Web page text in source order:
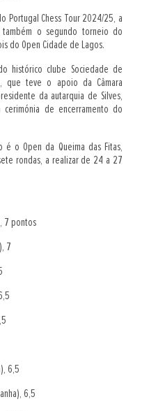
Portugal Chess Tour 2024/25, a
o segundo torneio do
do Open Cidade de Lagos.
histórico clube Sociedade de
que teve o apoio da Câmara
da autarquia de Silves,
cerimónia de encerramento do
o Open da Queima das Fitas,
rondas, a realizar de 24 a 27
7 pontos
7
6,5
6,5